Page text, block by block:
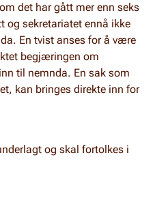
det har gått mer enn seks
og sekretariatet ennå ikke
En tvist anses for å være
begjæringen om
til nemnda. En sak som
kan bringes direkte inn for
og skal fortolkes i